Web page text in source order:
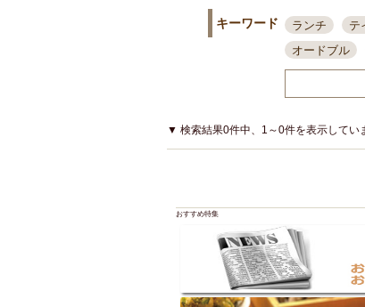
キーワード ランチ テ
オードブル
接待・会食
結婚式二次会
夜10時以降入
アサヒスーパ
大部屋50名以
ハッピーアワ
▼ 検索結果0件中、1～0件を表示してい
おすすめ特集